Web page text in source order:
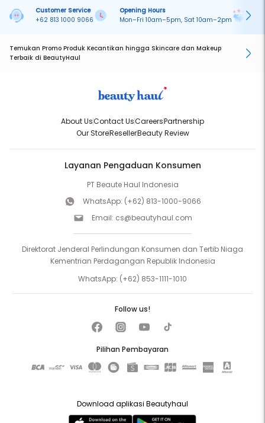
Customer Service
+62 813 1000 9066
Opening Hours
Mon–Fri 10am–5pm, Sat 10am–2pm
Temukan Promo Produk Kecantikan hingga Skincare dan Makeup
Terbaik di BeautyHaul
About UsContact UsCareersPartnership
Our StoreResellerBeauty Review
Layanan Pengaduan Konsumen
PT Beaute Haul Indonesia
WhatsApp: (+62) 813-1000-9066
Email: cs@beautyhaul.com
Direktorat Jenderal Perlindungan Konsumen dan Tertib Niaga
Kementrian Perdagangan Republik Indonesia
WhatsApp: (+62) 853-1111-1010
Pilihan Pembayaran
Follow us!
Download aplikasi Beautyhaul